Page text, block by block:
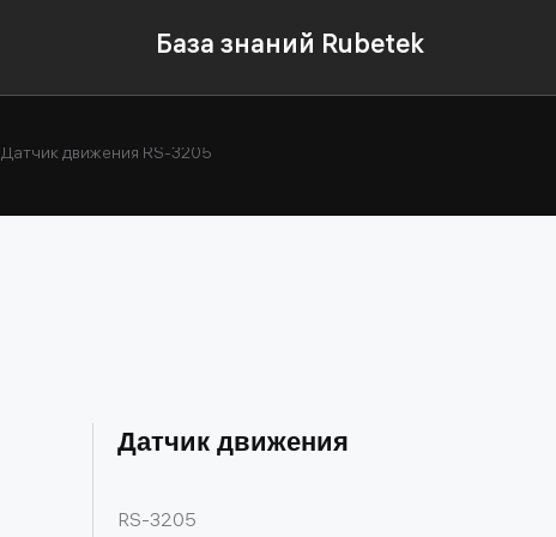
База знаний Rubetek
Датчик движения RS-3205
Датчик движения
RS-3205